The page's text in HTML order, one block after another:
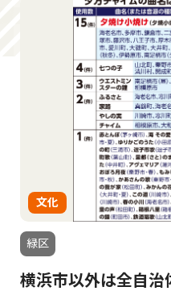
文化
緑区
横浜市以外は全自